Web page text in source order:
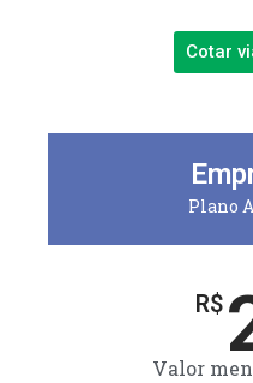
Cotar
Plano
R$
Valor